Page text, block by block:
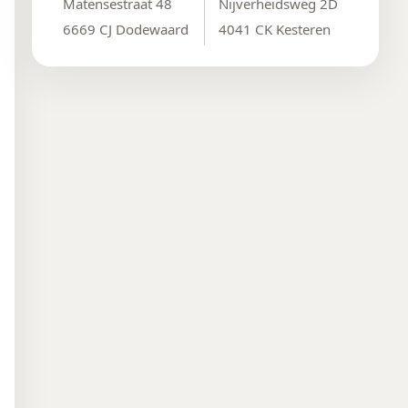
6669 CJ Dodewaard
4041 CK Kesteren